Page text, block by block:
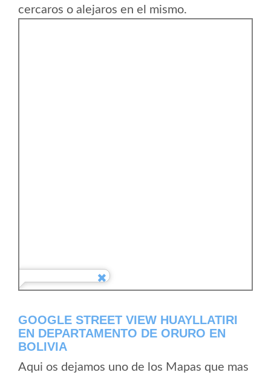
cercaros o alejaros en el mismo.
GOOGLE STREET VIEW HUAYLLATIRI
EN DEPARTAMENTO DE ORURO EN
BOLIVIA
Aqui os dejamos uno de los Mapas que mas